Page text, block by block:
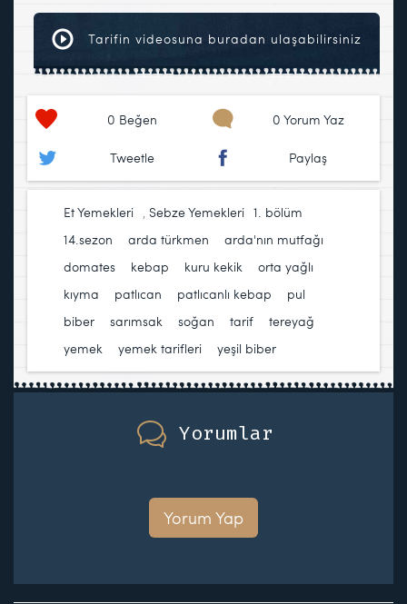
Tarifin videosuna buradan ulaşabilirsiniz
0 Beğen 0 Yorum Yaz
Tweetle Paylaş
Et Yemekleri Sebze Yemekleri 1. bölüm
14.sezon
arda türkmen arda'nın mutfağı
domates
kebap kuru kekik
orta yağlı
kıyma
patlıcan patlıcanlı kebap
pul
biber
sarımsak soğan tarif tereyağ
yemek
yemek tarifleri yeşil biber
Yorumlar
Yorum Yap